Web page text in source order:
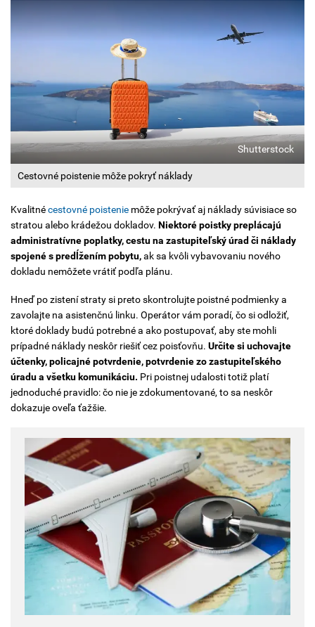
Cestovné poistenie môže pokryť náklady
Shutterstock
Kvalitnécestovné poistenie môže pokrývať aj náklady súvisiace so
stratou alebo krádežou dokladov. Niektoré poistky preplácajú
administratívne poplatky, cestu na zastupiteľský úrad či náklady
spojené s predĺžením pobytu,ak sa kvôli vybavovaniu nového
dokladu nemôžete vrátiť podľa plánu.
Hneď po zistení straty si preto skontrolujte poistné podmienky a
zavolajte na asistenčnú linku. Operátor vám poradí, čo si odložiť,
ktoré doklady budú potrebné a ako postupovať, aby ste mohli
prípadné náklady neskôr riešiť cez poisťovňu. Určite si uchovajte
účtenky, policajné potvrdenie, potvrdenie zo zastupiteľského
úradu a všetku komunikáciu. Pri poistnej udalosti totiž platí
jednoduché pravidlo: čo nie je zdokumentované, to sa neskôr
dokazuje oveľa ťažšie.